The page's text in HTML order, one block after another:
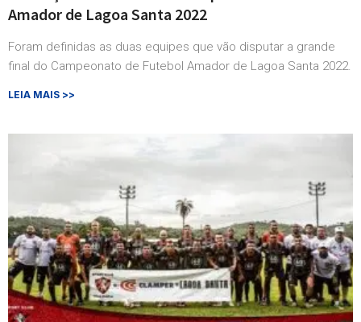
Amador de Lagoa Santa 2022
Foram definidas as duas equipes que vão disputar a grande
final do Campeonato de Futebol Amador de Lagoa Santa 2022.
LEIA MAIS >>